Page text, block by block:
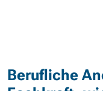
Berufliche